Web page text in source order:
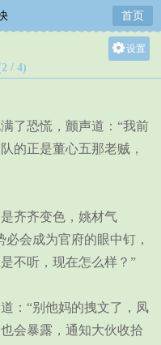
首页
设置
中
小
/ 4)
恐慌，颤声道：“我前
的正是董心五那老贼，
齐齐变色，姚材气
会成为官府的眼中钉，
不听，现在怎么样？”
“别他妈的拽文了，凤
会暴露，通知大伙收拾